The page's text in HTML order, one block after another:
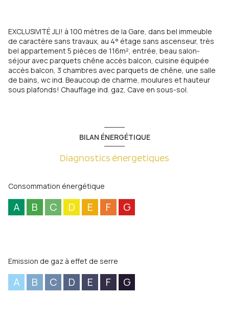
EXCLUSIVITÉ JLI! à 100 mètres de la Gare, dans bel immeuble
de caractère sans travaux, au 4° étage sans ascenseur, très
bel appartement 5 pièces de 116m², entrée, beau salon-
séjour avec parquets chêne accès balcon, cuisine équipée
accès balcon, 3 chambres avec parquets de chêne, une salle
de bains, wc ind. Beaucoup de charme, moulures et hauteur
sous plafonds! Chauffage ind. gaz, Cave en sous-sol.
BILAN ÉNERGÉTIQUE
Diagnostics énergetiques
Consommation énergétique
A B C D E F G
Emission de gaz à effet de serre
A B C D E F G